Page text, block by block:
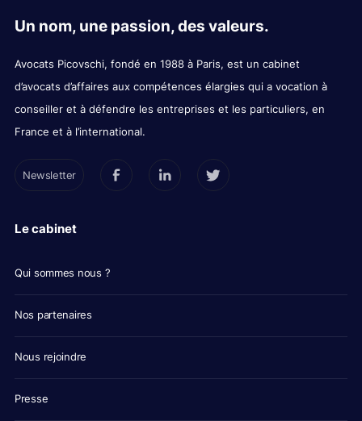
Un nom, une passion, des valeurs.
Avocats Picovschi, fondé en 1988 à Paris, est un cabinet
d’avocats d’affaires aux compétences élargies qui a vocation à
conseiller et à défendre les entreprises et les particuliers, en
France et à l’international.
Newsletter
Le cabinet
Qui sommes nous ?
Nos partenaires
Nous rejoindre
Presse